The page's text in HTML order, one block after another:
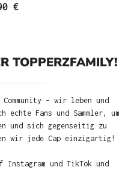
€
TOPPERZFAMILY!
– wir leben und
Fans und Sammler, um
und sich gegenseitig zu
wir jede Cap einzigartig!
Instagram und TikTok und